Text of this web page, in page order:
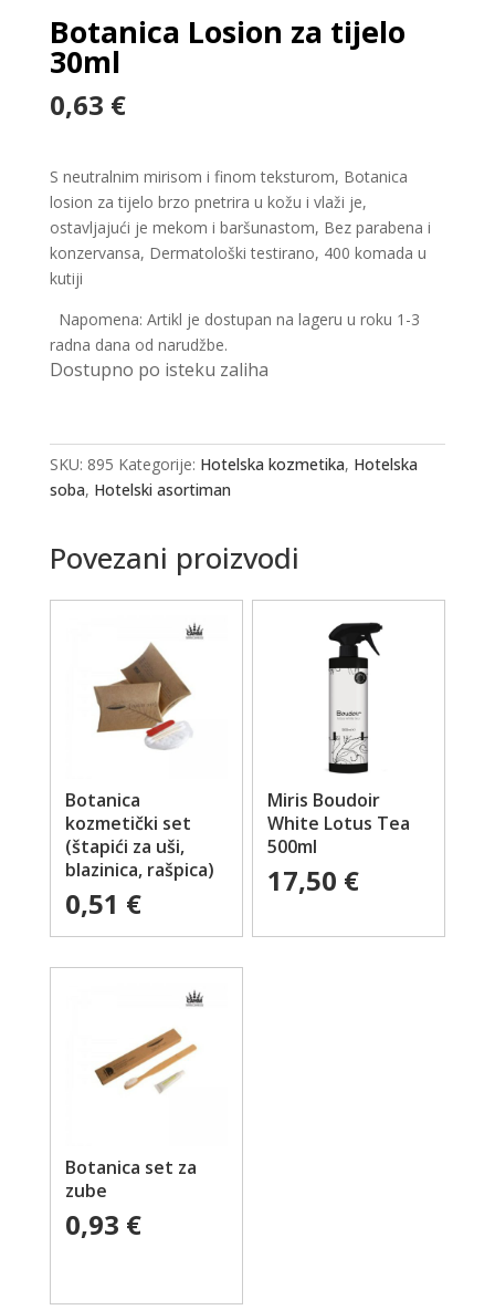
Botanica Losion za tijelo
30ml
0,63 €
S neutralnim mirisom i finom teksturom, Botanica
losion za tijelo brzo pnetrira u kožu i vlaži je,
ostavljajući je mekom i baršunastom, Bez parabena i
konzervansa, Dermatološki testirano, 400 komada u
kutiji
Napomena: Artikl je dostupan na lageru u roku 1-3
radna dana od narudžbe.
Dostupno po isteku zaliha
SKU: 895 Kategorije: Hotelska kozmetika, Hotelska
soba, Hotelski asortiman
Povezani proizvodi
Botanica
kozmetički set
(štapići za uši,
blazinica, rašpica)
0,51 €
Miris Boudoir
White Lotus Tea
500ml
17,50 €
Botanica set za
zube
0,93 €